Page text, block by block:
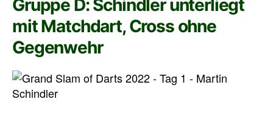
Gruppe D: Schindler unterliegt
mit Matchdart, Cross ohne
Gegenwehr